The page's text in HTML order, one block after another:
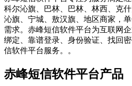
科尔沁旗、巴林、巴林、林西、克
沁旗、宁城、敖汉旗、地区商家，
需求。赤峰短信软件平台为互联网
绑定、靠谱登录、身份验证、找回
信软件平台服务。。
赤峰短信软件平台产品